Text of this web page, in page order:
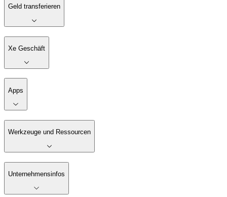
Geld transferieren
Xe Geschäft
Apps
Werkzeuge und Ressourcen
Unternehmensinfos